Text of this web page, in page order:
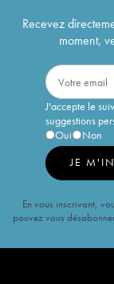
Recevez
moment,
J'accepte le
suggestions
Oui
Non
JE
En vous inscrivant,
pouvez vous